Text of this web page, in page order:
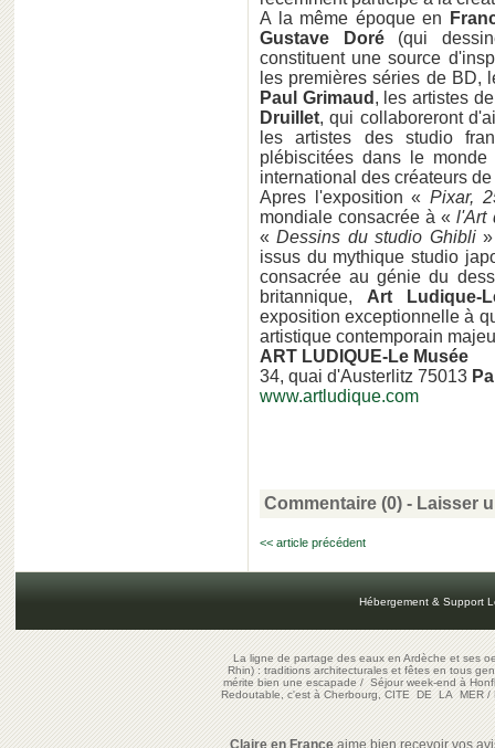
A la même époque en
Gustave Doré(qui
constituent une source
les premières séries de BD,
Paul Grimaud , les artistes
Druillet, qui collaboreront
les artistes des studio
plébiscitées dans le
international des créateurs
Apres l'exposition « Pixar,
mondiale consacrée à « l'Art
«Dessins du studio Ghibli»
issus du mythique studio
consacrée au génie du
britannique, Art Ludique-
exposition exceptionnelle à
artistique contemporain
ART LUDIQUE-Le Musée
34, quai d'Austerlitz 75013
www.artludique.com
Commentaire (0) - Laisser
<< article précédent
Hébergement & Support
La ligne de partage des eaux en Ardèche et ses
Rhin) : traditions architecturales et fêtes en tous
mérite bien une escapade/Séjour week-end à
Redoutable, c'est à Cherbourg, CITE DE LA MER/
Claire en Franceaime bien recevoir vos